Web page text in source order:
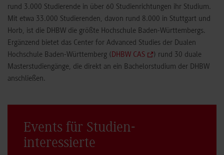
rund 3.000 Studierende in über 60 Studienrichtungen ihr Studium.
Mit etwa 33.000 Studierenden, davon rund 8.000 in Stuttgart und
Horb, ist die DHBW die größte Hochschule Baden-Württembergs.
Ergänzend bietet das Center for Advanced Studies der Dualen
Hochschule Baden-Württemberg (DHBW CAS
) rund 30 duale
Masterstudiengänge, die direkt an ein Bachelorstudium der DHBW
anschließen.
Events für Studien­
interessierte